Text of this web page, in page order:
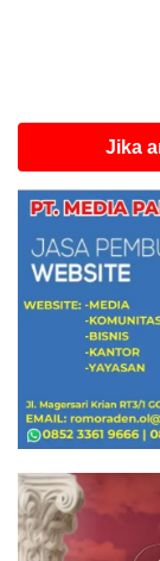
Jika anda